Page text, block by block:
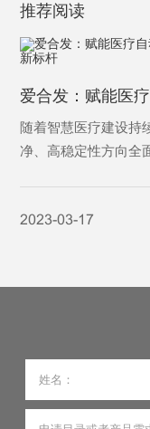
推荐阅读
随着智慧医疗建设持
净、高稳定性方向全
流、医疗特种转运等
2023-03-17